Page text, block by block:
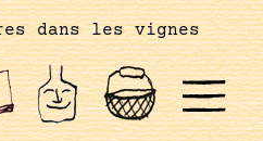
dans les vignes